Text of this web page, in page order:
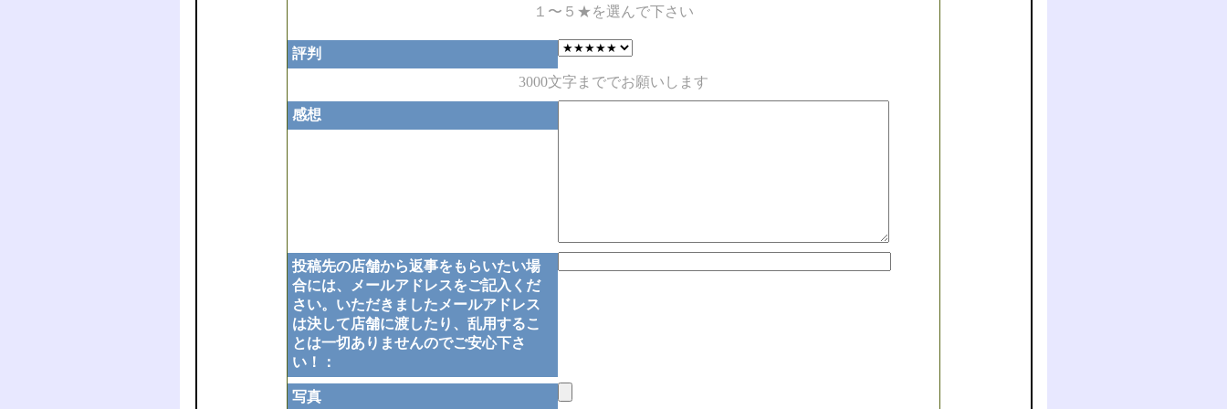
１〜５★を選んで下さい
評判
3000文字まででお願いします
感想
投稿先の店舗から返事をもらいたい場
合には、メールアドレスをご記入くだ
さい。いただきましたメールアドレス
は決して店舗に渡したり、乱用するこ
とは一切ありませんのでご安心下さ
い！：
写真